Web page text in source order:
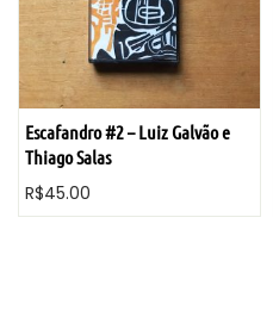
R
$
1
8
0
0
.
0
0
Escafandro #2 – Luiz Galvão e
Thiago Salas
R$45.00